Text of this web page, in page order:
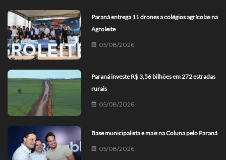
Paraná entrega 11 drones a colégios agrícolas na
Agroleite
05/08/2026
Paraná investe R$ 3,56 bilhões em 272 estradas
rurais
05/08/2026
Base municipalista e mais na Coluna pelo Paraná
05/08/2026